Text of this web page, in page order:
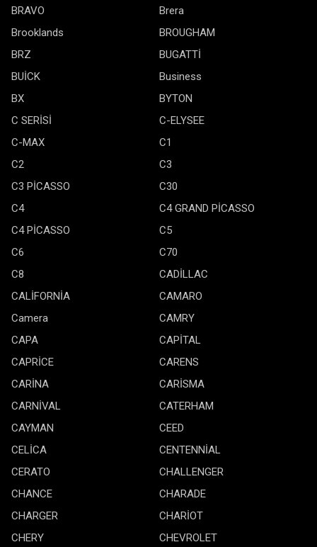
BRAVO
Brera
Brooklands
BROUGHAM
BRZ
BUGATTİ
BUİCK
Business
BX
BYTON
C SERİSİ
C-ELYSEE
C-MAX
C1
C2
C3
C3 PİCASSO
C30
C4
C4 GRAND PİCASSO
C4 PİCASSO
C5
C6
C70
C8
CADİLLAC
CALİFORNİA
CAMARO
Camera
CAMRY
CAPA
CAPİTAL
CAPRİCE
CARENS
CARİNA
CARİSMA
CARNİVAL
CATERHAM
CAYMAN
CEED
CELİCA
CENTENNİAL
CERATO
CHALLENGER
CHANCE
CHARADE
CHARGER
CHARİOT
CHERY
CHEVROLET